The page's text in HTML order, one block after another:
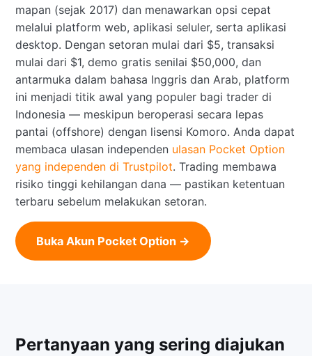
mapan (sejak 2017) dan menawarkan opsi cepat
melalui platform web, aplikasi seluler, serta aplikasi
desktop. Dengan setoran mulai dari $5, transaksi
mulai dari $1, demo gratis senilai $50,000, dan
antarmuka dalam bahasa Inggris dan Arab, platform
ini menjadi titik awal yang populer bagi trader di
Indonesia — meskipun beroperasi secara lepas
pantai (offshore) dengan lisensi Komoro. Anda dapat
membaca ulasan independen ulasan Pocket Option
yang independen di Trustpilot. Trading membawa
risiko tinggi kehilangan dana — pastikan ketentuan
terbaru sebelum melakukan setoran.
Buka Akun Pocket Option →
Pertanyaan yang sering diajukan